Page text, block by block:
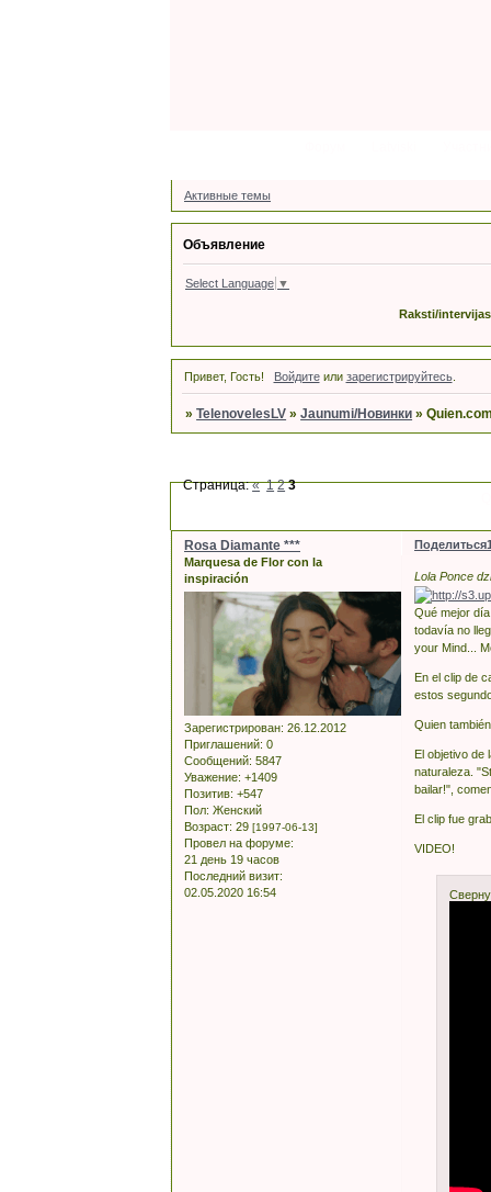
Активные темы
Объявление
Select Language ▼
Raksti/
Привет, Гость! Войдитеили зарегистрируйтесь.
»TelenovelesLV »Jaunumi/Новинки »
Страница:« 1 2 3
Поделиться
Rosa Diamante ***
Marquesa de Flor con la
inspiración
Зарегистрирован: 26.12.2012
Приглашений: 0
Сообщений: 5847
Уважение: +1409
Позитив: +547
Пол: Женский
Возраст: 29 [1997-06-13]
Провел на форуме:
21 день 19 часов
Последний визит:
02.05.2020 16:54
Lola Ponce
Qué mejor
todavía no
your Mind...
En el clip de
estos
Quien
El objetivo de
naturaleza.
bailar!",
El clip fue
VIDEO!